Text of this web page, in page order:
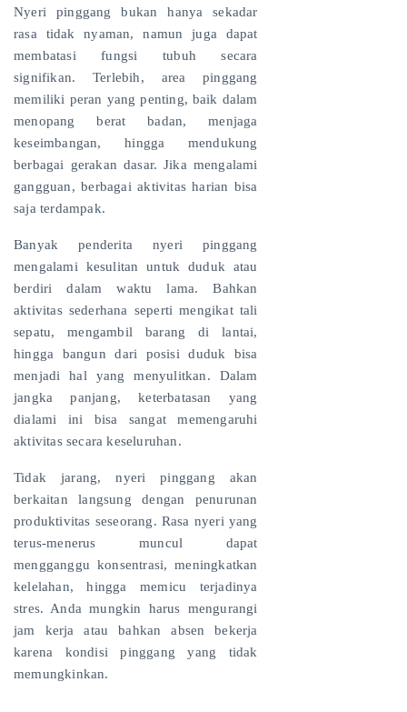
Nyeri pinggang bukan hanya sekadar
rasa tidak nyaman, namun juga dapat
membatasi fungsi tubuh secara
signifikan. Terlebih, area pinggang
memiliki peran yang penting, baik dalam
menopang berat badan, menjaga
keseimbangan, hingga mendukung
berbagai gerakan dasar. Jika mengalami
gangguan, berbagai aktivitas harian bisa
saja terdampak.
Banyak penderita nyeri pinggang
mengalami kesulitan untuk duduk atau
berdiri dalam waktu lama. Bahkan
aktivitas sederhana seperti mengikat tali
sepatu, mengambil barang di lantai,
hingga bangun dari posisi duduk bisa
menjadi hal yang menyulitkan. Dalam
jangka panjang, keterbatasan yang
dialami ini bisa sangat memengaruhi
aktivitas secara keseluruhan.
Tidak jarang, nyeri pinggang akan
berkaitan langsung dengan penurunan
produktivitas seseorang. Rasa nyeri yang
terus-menerus muncul dapat
mengganggu konsentrasi, meningkatkan
kelelahan, hingga memicu terjadinya
stres. Anda mungkin harus mengurangi
jam kerja atau bahkan absen bekerja
karena kondisi pinggang yang tidak
memungkinkan.